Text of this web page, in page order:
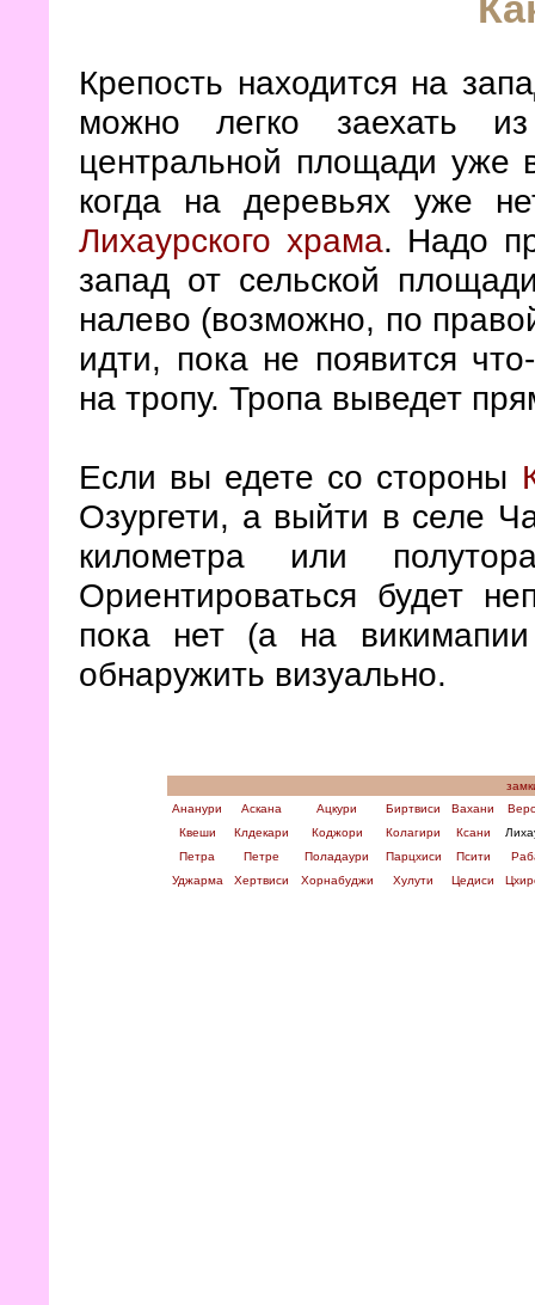
Крепость находится на
можно легко заехать
центральной площади уже
когда на деревьях уже
Лихаурского храма. Надо
запад от сельской
налево (возможно, по
идти, пока не появится
на тропу. Тропа выведет
Если вы едете со стороны
Озургети, а выйти в селе
километра или
Ориентироваться будет
пока нет (а на
обнаружить визуально.
Ананури
Аскана Ацкури Биртвиси Вахани
Квеши
Клдекари Коджори Колагири Ксани
Петра
Петре Поладаури Парцхиси Псити
Уджарма
Хертвиси Хорнабуджи Хулути Цедиси